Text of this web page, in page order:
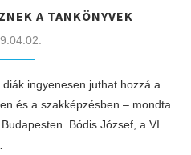
A TANKÖNYVEK
ingyenesen juthat hozzá a
és a szakképzésben – mondta
Bódis József, a VI.